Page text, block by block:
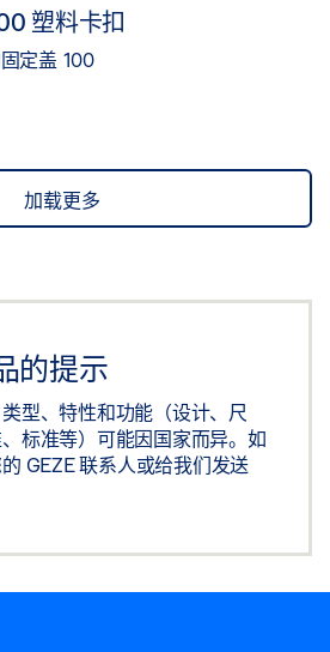
塑料卡扣
定盖 100
加载更多
的提示
型、特性和功能（设计、尺
标准等）可能因国家而异。如
GEZE 联系人或给我们发送